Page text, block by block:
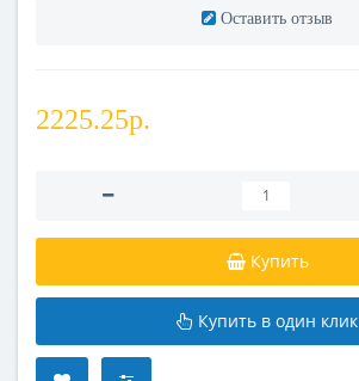
Оставить отзыв
2225.25р.
Купить
Купить в один клик